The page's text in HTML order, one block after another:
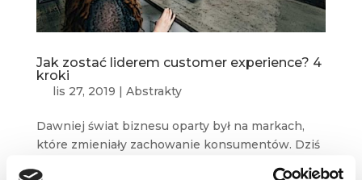
Jak zostać liderem customer experience? 4
kroki
lis 27, 2019 | Abstrakty
Dawniej świat biznesu oparty był na markach,
które zmieniały zachowanie konsumentów. Dziś